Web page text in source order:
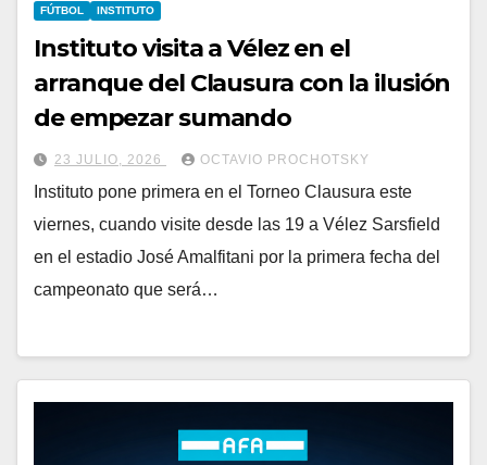
FÚTBOL INSTITUTO
Instituto visita a Vélez en el
arranque del Clausura con la ilusión
de empezar sumando
23 JULIO, 2026 OCTAVIO PROCHOTSKY
Instituto pone primera en el Torneo Clausura este
viernes, cuando visite desde las 19 a Vélez Sarsfield
en el estadio José Amalfitani por la primera fecha del
campeonato que será…